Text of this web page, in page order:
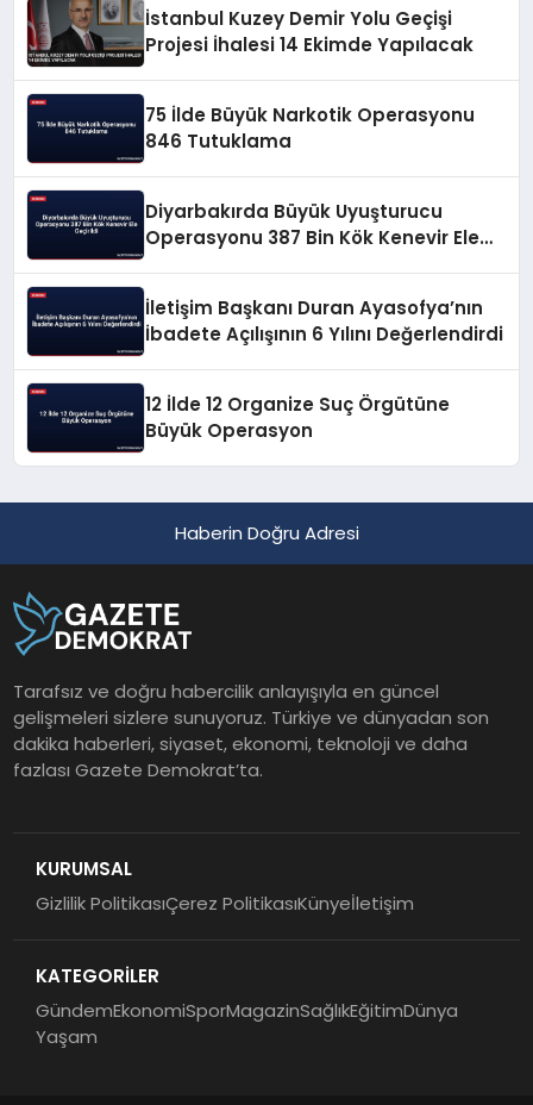
İstanbul Kuzey Demir Yolu Geçişi
Projesi İhalesi 14 Ekimde Yapılacak
75 İlde Büyük Narkotik Operasyonu
846 Tutuklama
Diyarbakırda Büyük Uyuşturucu
Operasyonu 387 Bin Kök Kenevir Ele
İletişim Başkanı Duran Ayasofya’nın
İbadete Açılışının 6 Yılını Değerlendirdi
12 İlde 12 Organize Suç Örgütüne
Büyük Operasyon
Haberin Doğru Adresi
Tarafsız ve doğru habercilik anlayışıyla en güncel
gelişmeleri sizlere sunuyoruz. Türkiye ve dünyadan son
dakika haberleri, siyaset, ekonomi, teknoloji ve daha
fazlası Gazete Demokrat’ta.
KURUMSAL
Gizlilik PolitikasıÇerez PolitikasıKünyeİletişim
KATEGORİLER
GündemEkonomiSporMagazinSağlıkEğitimDünya
Yaşam